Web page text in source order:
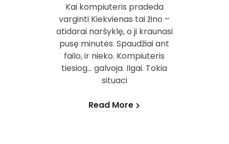
Kai kompiuteris pradeda
varginti Kiekvienas tai žino –
atidarai naršyklę, o ji kraunasi
pusę minutės. Spaudžiai ant
failo, ir nieko. Kompiuteris
tiesiog… galvoja. Ilgai. Tokia
situaci
Read More